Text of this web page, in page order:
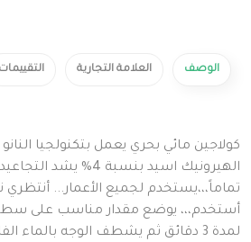
الوصف العلامة التجارية التقييمات
كولاجين مائي بحري يعمل بتكنولجيا
الهيرونيك اسيد بنسبة
تماماً،،،يستخدم لجميع الأعمار...
أستخدم،،، يوضع مقدار مناسب على
لمدة 3 دقائق ثم يشطف الوجه بالماء